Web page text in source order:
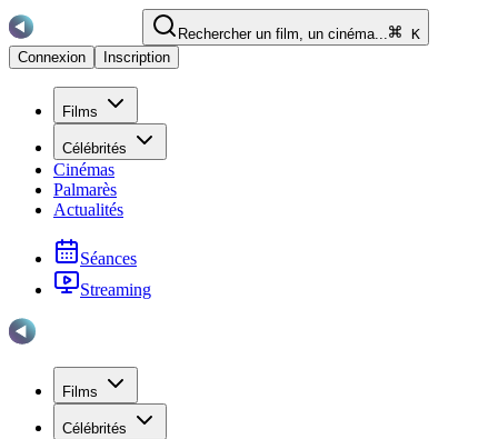
Rechercher un film, un cinéma...
K
Connexion
Inscription
Films
Célébrités
Cinémas
Palmarès
Actualités
Séances
Streaming
Films
Célébrités